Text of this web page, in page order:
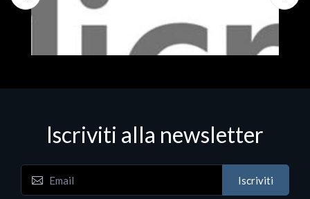
Software - Office Productivity
Iscriviti alla newsletter
Iscriviti